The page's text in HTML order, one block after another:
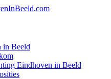
in Beeld
Eindhoven in Beeld